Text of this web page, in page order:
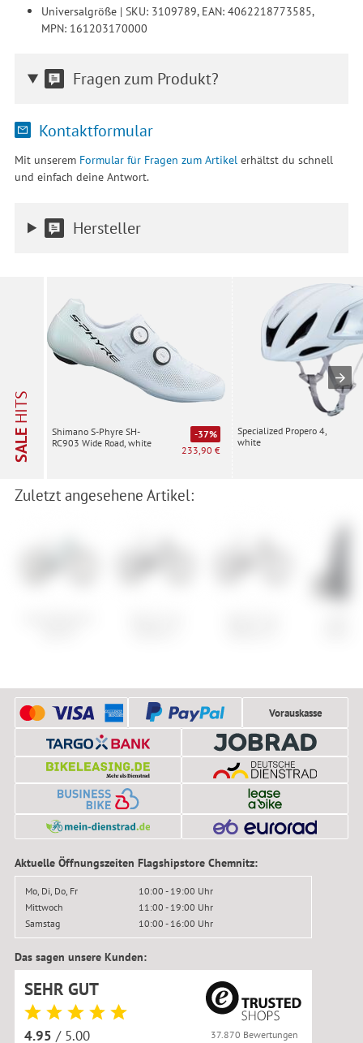
Universalgröße | SKU: 3109789, EAN: 4062218773585,
MPN: 161203170000
Fragen zum Produkt?
Kontaktformular
Mit unserem Formular für Fragen zum Artikelerhältst du schnell
und einfach deine Antwort.
Hersteller
SALE
HITS
Shimano S-Phyre SH-
RC903 Wide Road, white
-37%
233,90 €
Specialized Propero 4,
white
Zuletzt angesehene Artikel:
Vorauskasse
Aktuelle Öffnungszeiten Flagshipstore Chemnitz:
Mo, Di, Do, Fr
10:00 - 19:00 Uhr
Mittwoch
11:00 - 19:00 Uhr
Samstag
10:00 - 16:00 Uhr
Das sagen unsere Kunden:
SEHR GUT
4.95 / 5.00 37.870 Bewertungen